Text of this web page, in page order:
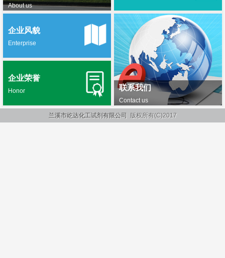
About us
联系我们
Contact us
企业风貌
Enterprise
企业荣誉
Honor
兰溪市屹达化工试剂有限公司 版权所有(C)2017